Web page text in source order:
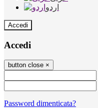
اردو
Accedi
Accedi
button close ×
Password dimenticata?